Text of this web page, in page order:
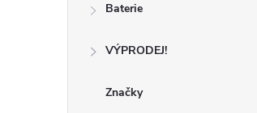
Baterie
VÝPRODEJ!
Značky